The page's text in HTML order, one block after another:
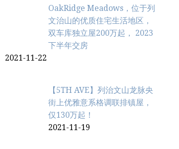
OakRidge Meadows，位于列
文治‬山的优质住宅生活地区，
双车库独立屋200万起， 2023
下半年交房
2021-11-22
【5TH AVE】列治文山龙脉央
街上优雅意系格调联排镇屋，
仅130万起！
2021-11-19